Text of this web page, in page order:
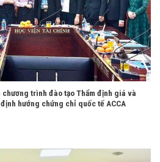
trình đào tạo Thẩm định giá và
hướng chứng chỉ quốc tế ACCA